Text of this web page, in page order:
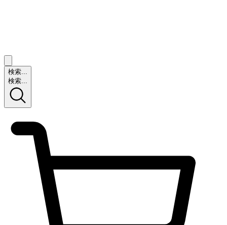
検索...
検索...